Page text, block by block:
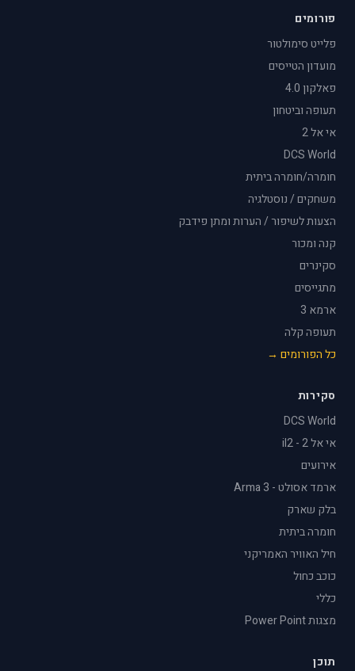
פורומים
פלייט סימולטור
מועדון הטייסים
פאלקון 4.0
תעופה וביטחון
אי אל 2
DCS World
חומרה/חומרה ביתית
משחקים / נוסטלגיה
הצעות לשיפור / הערות ומתן פידבק
קנה ומכור
סקינרים
מתגייסים
ארמא 3
תעופה קלה
כל הפורומים →
סקירות
DCS World
אי אל 2 - il2
אירועים
ארמד אסולט - Arma 3
בלק שארק
חומרה ביתית
חיל האוויר האמריקני
כוכב כחול
כללי
מצגות Power Point
תוכן